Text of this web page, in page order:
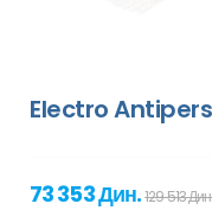
Electro
73 353 Дин.129 513